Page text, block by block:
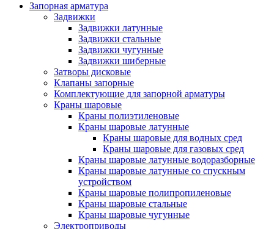
Запорная арматура
Задвижки
Задвижки латунные
Задвижки стальные
Задвижки чугунные
Задвижки шиберные
Затворы дисковые
Клапаны запорные
Комплектующие для запорной арматуры
Краны шаровые
Краны полиэтиленовые
Краны шаровые латунные
Краны шаровые для водных сред
Краны шаровые для газовых сред
Краны шаровые латунные водоразборные
Краны шаровые латунные со спускным
устройством
Краны шаровые полипропиленовые
Краны шаровые стальные
Краны шаровые чугунные
Электроприводы